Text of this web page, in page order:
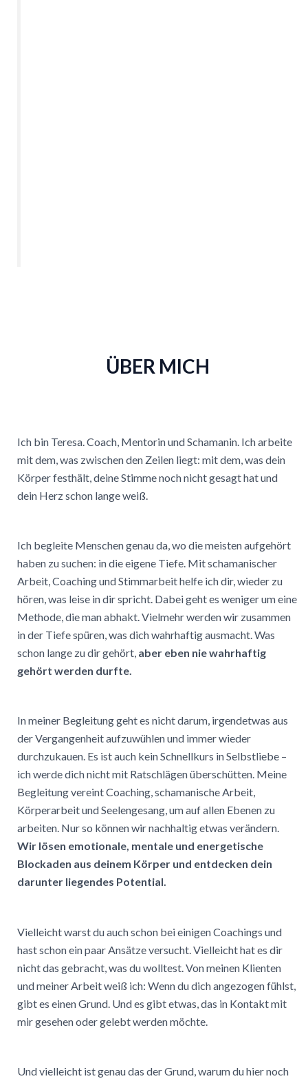
ÜBER MICH
Ich bin Teresa. Coach, Mentorin und Schamanin. Ich arbeite
mit dem, was zwischen den Zeilen liegt: mit dem, was dein
Körper festhält, deine Stimme noch nicht gesagt hat und
dein Herz schon lange weiß.
Ich begleite Menschen genau da, wo die meisten aufgehört
haben zu suchen: in die eigene Tiefe. Mit schamanischer
Arbeit, Coaching und Stimmarbeit helfe ich dir, wieder zu
hören, was leise in dir spricht. Dabei geht es weniger um eine
Methode, die man abhakt. Vielmehr werden wir zusammen
in der Tiefe spüren, was dich wahrhaftig ausmacht. Was
schon lange zu dir gehört, aber eben nie wahrhaftig
gehört werden durfte.
In meiner Begleitung geht es nicht darum, irgendetwas aus
der Vergangenheit aufzuwühlen und immer wieder
durchzukauen. Es ist auch kein Schnellkurs in Selbstliebe –
ich werde dich nicht mit Ratschlägen überschütten. Meine
Begleitung vereint Coaching, schamanische Arbeit,
Körperarbeit und Seelengesang, um auf allen Ebenen zu
arbeiten. Nur so können wir nachhaltig etwas verändern.
Wir lösen emotionale, mentale und energetische
Blockaden aus deinem Körper und entdecken dein
darunter liegendes Potential.
Vielleicht warst du auch schon bei einigen Coachings und
hast schon ein paar Ansätze versucht. Vielleicht hat es dir
nicht das gebracht, was du wolltest. Von meinen Klienten
und meiner Arbeit weiß ich: Wenn du dich angezogen fühlst,
gibt es einen Grund. Und es gibt etwas, das in Kontakt mit
mir gesehen oder gelebt werden möchte.
Und vielleicht ist genau das der Grund, warum du hier noch